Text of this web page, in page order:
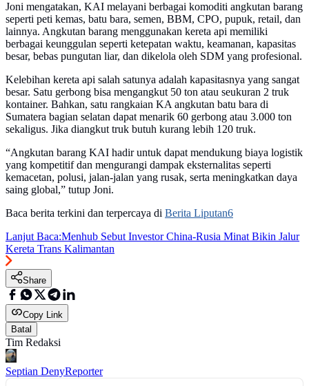
Joni mengatakan, KAI melayani berbagai komoditi angkutan barang
seperti peti kemas, batu bara, semen, BBM, CPO, pupuk, retail, dan
lainnya. Angkutan barang menggunakan kereta api memiliki
berbagai keunggulan seperti ketepatan waktu, keamanan, kapasitas
besar, bebas pungutan liar, dan dikelola oleh SDM yang profesional.
Kelebihan kereta api salah satunya adalah kapasitasnya yang sangat
besar. Satu gerbong bisa mengangkut 50 ton atau seukuran 2 truk
kontainer. Bahkan, satu rangkaian KA angkutan batu bara di
Sumatera bagian selatan dapat menarik 60 gerbong atau 3.000 ton
sekaligus. Jika diangkut truk butuh kurang lebih 120 truk.
“Angkutan barang KAI hadir untuk dapat mendukung biaya logistik
yang kompetitif dan mengurangi dampak eksternalitas seperti
kemacetan, polusi, jalan-jalan yang rusak, serta meningkatkan daya
saing global,” tutup Joni.
Baca berita terkini dan terpercaya di Berita Liputan6
Lanjut Baca:Menhub Sebut Investor China-Rusia Minat Bikin Jalur
Kereta Trans Kalimantan
Share
Copy Link
Batal
Tim Redaksi
Septian DenyReporter